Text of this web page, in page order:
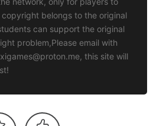
belongs to the original
can support the original
problem,Please email with
, this site will